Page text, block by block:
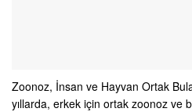
Zoonoz, İnsan ve Hayvan Ortak
yıllarda, erkek için ortak zoonoz ve